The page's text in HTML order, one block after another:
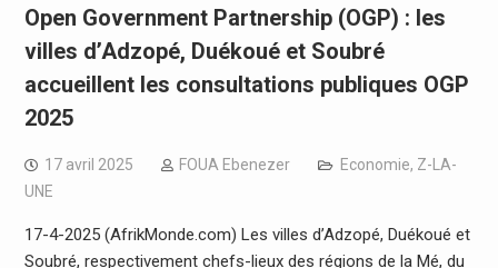
Open Government Partnership (OGP) : les
villes d’Adzopé, Duékoué et Soubré
accueillent les consultations publiques OGP
2025
17 avril 2025 FOUA Ebenezer Economie, Z-LA-
UNE
17-4-2025 (AfrikMonde.com) Les villes d’Adzopé, Duékoué et
Soubré, respectivement chefs-lieux des régions de la Mé, du